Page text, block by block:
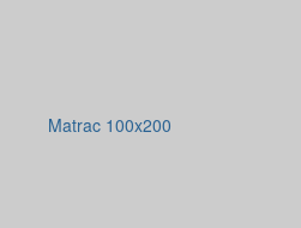
Matrac 100x200